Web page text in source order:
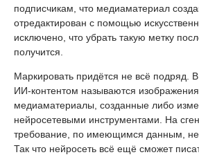
подписчикам, что медиаматериал
отредактирован с помощью
исключено, что убрать такую метку
получится.
Маркировать придётся не всё подряд.
ИИ-контентом называются
медиаматериалы, созданные либо
нейросетевыми инструментами. На
требование, по имеющимся данным, не
Так что нейросеть всё ещё сможет